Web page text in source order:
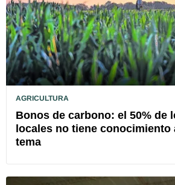
AGRICULTURA
Bonos de carbono: el 50% de
locales no tiene conocimiento
tema